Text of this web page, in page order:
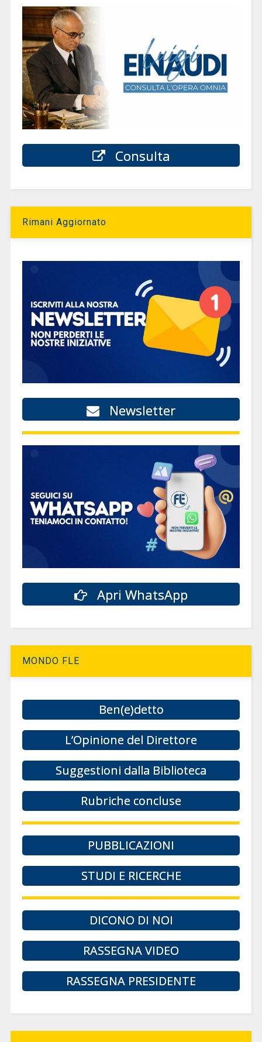
Consulta
Rimani Aggiornato
Newsletter
Apri WhatsApp
MONDO FLE
Ben(e)detto
L’Opinione del Direttore
Suggestioni dalla Biblioteca
Rubriche concluse
PUBBLICAZIONI
STUDI E RICERCHE
DICONO DI NOI
RASSEGNA VIDEO
RASSEGNA PRESIDENTE